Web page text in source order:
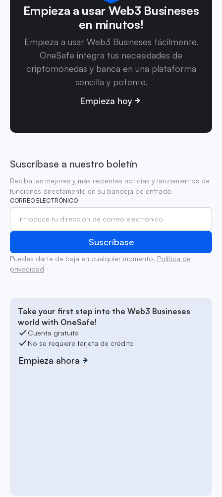
Empieza a usar Web3 Busineses
en minutos!
Empieza a usar Web3 Busineses fácilmente.
OneSafe integra tus necesidades de
criptomonedas y banca en una plataforma
sencilla y potente.
Empieza hoy
Suscríbase a nuestro boletín
Reciba las mejores y más recientes noticias y lanzamientos de
funciones directamente en su bandeja de entrada
CORREO ELECTRÓNICO
Puedes darte de baja en cualquier momento. Política de
privacidad
Take your first step into the Web3 Busineses
world with OneSafe!
Cuenta gratuita
No se requiere tarjeta de crédito
Empieza ahora